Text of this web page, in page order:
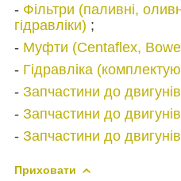
- Фільтри (паливні,
гідравліки) ;
- Муфти (Centaflex,
- Гідравліка
- Запчастини до
- Запчастини до
- Запчастини до
Приховати